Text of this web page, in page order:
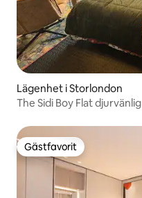
Lägenhet i Storlondon
The Sidi Boy Flat djurvänlig
Gästfavorit
Gästfavorit